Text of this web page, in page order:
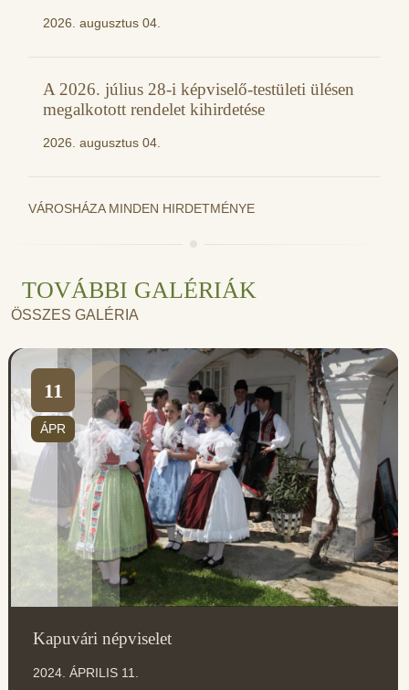
2026. augusztus 04.
A 2026. július 28-i képviselő-testületi ülésen
megalkotott rendelet kihirdetése
2026. augusztus 04.
VÁROSHÁZA MINDEN HIRDETMÉNYE
TOVÁBBI GALÉRIÁK
ÖSSZES GALÉRIA
11
ÁPR
Kapuvári népviselet
2024. ÁPRILIS 11.